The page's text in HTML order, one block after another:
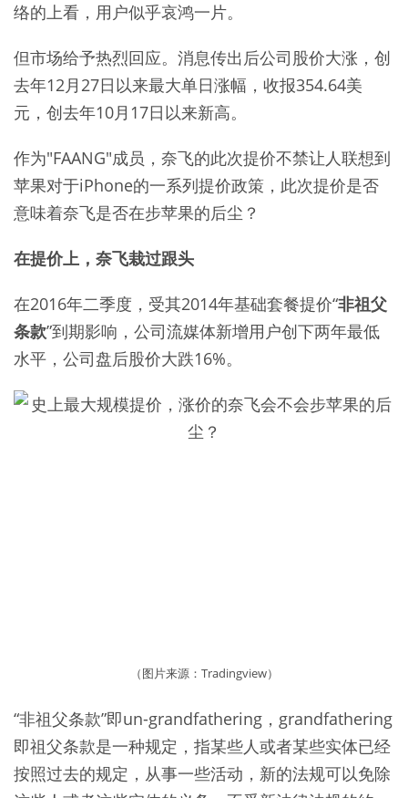
络的上看，用户似乎哀鸿一片。
但市场给予热烈回应。消息传出后公司股价大涨，创
去年12月27日以来最大单日涨幅，收报354.64美
元，创去年10月17日以来新高。
作为"FAANG"成员，奈飞的此次提价不禁让人联想到
苹果对于iPhone的一系列提价政策，此次提价是否
意味着奈飞是否在步苹果的后尘？
在提价上，奈飞栽过跟头
在2016年二季度，受其2014年基础套餐提价“非祖父
条款”到期影响，公司流媒体新增用户创下两年最低
水平，公司盘后股价大跌16%。
（图片来源：Tradingview）
“非祖父条款”即un-grandfathering，grandfathering
即祖父条款是一种规定，指某些人或者某些实体已经
按照过去的规定，从事一些活动，新的法规可以免除